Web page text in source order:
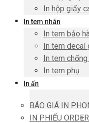
In hộp giấy
In tem nhãn
In tem bảo
In tem decal
In tem
In tem phụ
In ấn
BÁO GIÁ IN
IN PHIẾU ORDER